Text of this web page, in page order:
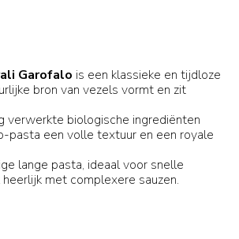
Garofalo is een klassieke en tijdloze
bron van vezels vormt en zit
verwerkte biologische ingrediënten
pasta een volle textuur en een royale
lange pasta, ideaal voor snelle
met complexere sauzen.